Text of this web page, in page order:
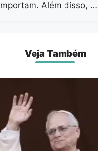
Além disso, …
Veja Também